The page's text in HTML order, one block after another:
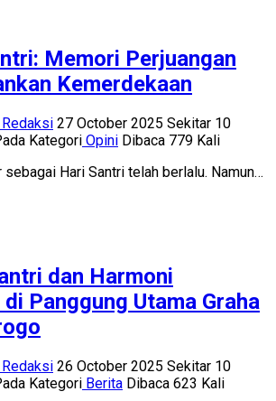
Memori Perjuangan
Kemerdekaan
27 October 2025 Sekitar 10
Kategori Opini Dibaca 779 Kali
Hari Santri telah berlalu. Namun…
dan Harmoni
Panggung Utama Graha
26 October 2025 Sekitar 10
Kategori Berita Dibaca 623 Kali